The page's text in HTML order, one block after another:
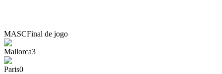
MASCFinal de jogo
Mallorca3
Paris0